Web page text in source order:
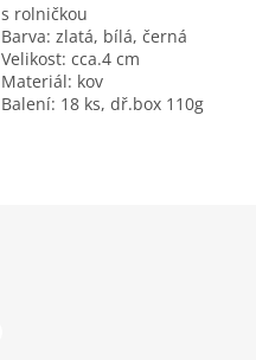
s rolničkou
Barva: zlatá, bílá, černá
Velikost: cca.4 cm
Materiál: kov
Balení: 18 ks, dř.box 110g